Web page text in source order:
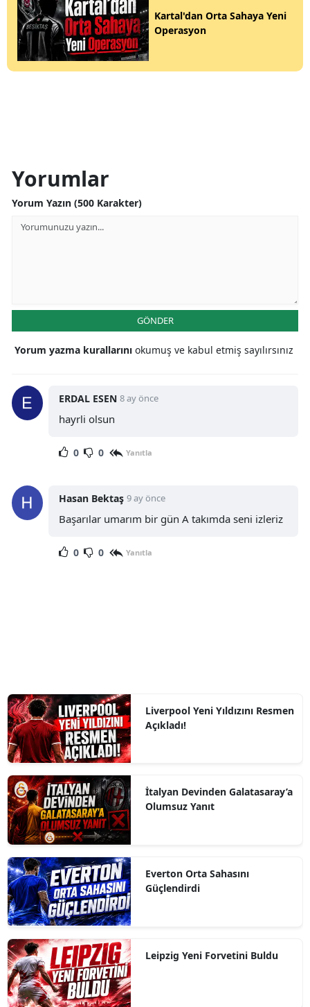
Kartal'dan Orta Sahaya Yeni
Operasyon
Yorumlar
Yorum Yazın (500 Karakter)
GÖNDER
Yorum yazma kurallarını okumuş ve kabul etmiş sayılırsınız
ERDAL ESEN 8 ay önce
hayrli olsun
0 0 Yanıtla
Hasan Bektaş 9 ay önce
Başarılar umarım bir gün A takımda seni izleriz
0 0 Yanıtla
Liverpool Yeni Yıldızını Resmen
Açıkladı!
İtalyan Devinden Galatasaray’a
Olumsuz Yanıt
Everton Orta Sahasını
Güçlendirdi
Leipzig Yeni Forvetini Buldu